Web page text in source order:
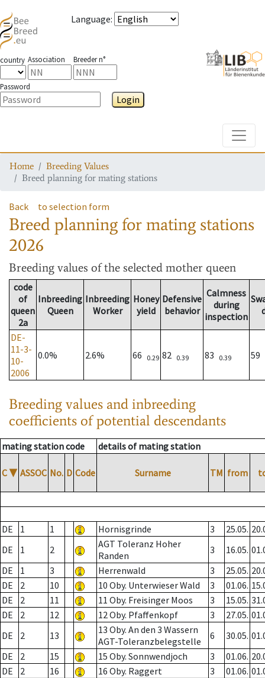
Language:
country Association Breeder n°
Password
Login
Home
Breeding Values
Breed planning for mating stations
Back to selection form
Breed planning for mating stations
2026
Breeding values of the selected mother queen
code
of
queen
2a
Inbreeding
Queen
Inbreeding
Worker
Honey
yield
Defensive
behavior
Calmness
during
inspection
DE-
11-3-
10-
2006
0.0% 2.6% 66 0.29 82 0.39 83 0.39 59
Breeding values and inbreeding
coefficients of potential descendants
mating station code details of mating station
C ▼ ASSOC No. D Code Surname TM from
DE 1 1 Hornisgrinde 3 25.05.
DE
1 2
AGT Toleranz Hoher
Randen
3 16.05.
DE
1 3 Herrenwald 3 25.05.
DE
2 10 10 Oby. Unterwieser Wald 3 01.06.
DE
2 11 11 Oby. Freisinger Moos 3 15.05.
DE
2 12 12 Oby. Pfaffenkopf 3 27.05.
DE
2 13
13 Oby. An den 3 Wassern
AGT-Toleranzbelegstelle
6 30.05.
DE
2 15 15 Oby. Sonnwendjoch 3 01.06.
DE
2 16 16 Oby. Raggert 3 01.06.